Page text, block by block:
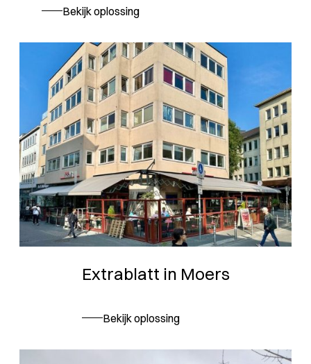
Bekijk oplossing
Extrablatt in Moers
Bekijk oplossing